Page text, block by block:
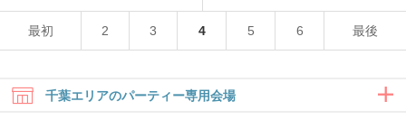
最初 2 3 4 5 6 最後
千葉エリアのパーティー専用会場